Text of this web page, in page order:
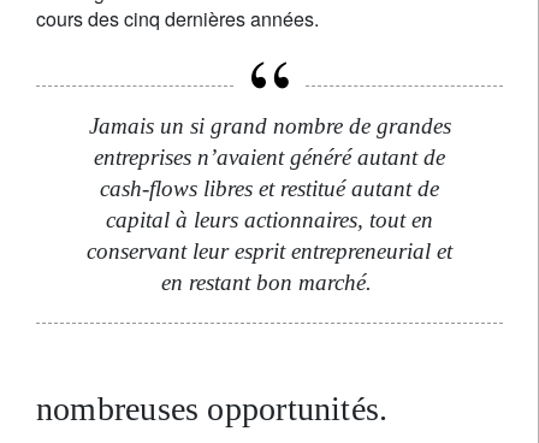
cours des cinq dernières années.
Jamais un si grand nombre de grandes
entreprises n’avaient généré autant de
cash-flows libres et restitué autant de
capital à leurs actionnaires, tout en
conservant leur esprit entrepreneurial et
en restant bon marché.
nombreuses opportunités.